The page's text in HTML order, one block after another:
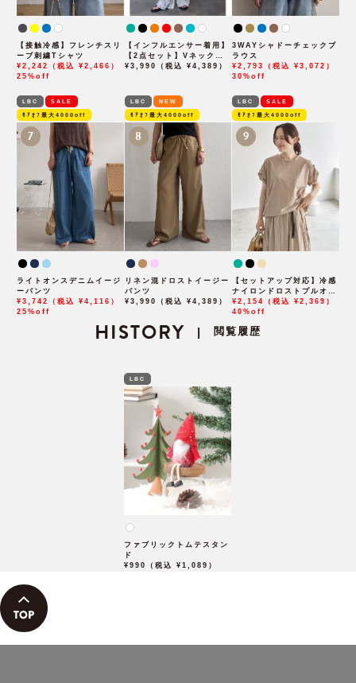
【接触冷感】フレンチスリ
ーブ刺繍Tシャツ
¥2,242（税込 ¥2,466）
25%off
【インフルエンサー着用】
【2点セット】Vネックピ
ンタックセットワンピース
¥3,990（税込 ¥4,389）
3WAYシャドーチェックブ
ラウス
¥2,793（税込 ¥3,072）
30%off
LBC SALE
ﾓｱｵﾌ最大4000off
7
ライトオンスデニムイージ
ーパンツ
¥3,742（税込 ¥4,116）
25%off
LBC NEW
ﾓｱｵﾌ最大4000off
8
リネン混ドロストイージー
パンツ
¥3,990（税込 ¥4,389）
LBC SALE
ﾓｱｵﾌ最大4000off
9
【セットアップ対応】冷感
ナイロンドロストプルオー
バー
¥2,154（税込 ¥2,369）
40%off
HISTORY | 閲覧履歴
LBC
ファブリックトムテスタン
ド
¥990（税込 ¥1,089）